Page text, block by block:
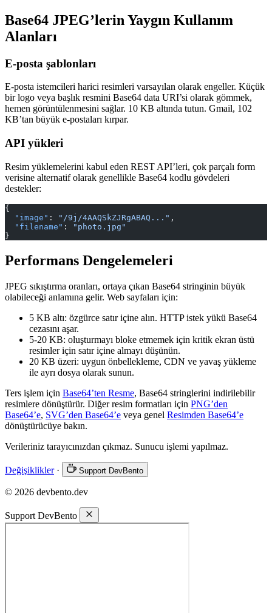
Base64 JPEG’lerin Yaygın Kullanım
Alanları
E-posta şablonları
E-posta istemcileri harici resimleri varsayılan olarak engeller. Küçük
bir logo veya başlık resmini Base64 data URI’si olarak gömmek,
hemen görüntülenmesini sağlar. 10 KB altında tutun. Gmail, 102
KB’tan büyük e-postaları kırpar.
API yükleri
Resim yüklemelerini kabul eden REST API’leri, çok parçalı form
verisine alternatif olarak genellikle Base64 kodlu gövdeleri
destekler:
{
  "image"
: "/9j/4AAQSkZJRgABAQ..." ,
  "filename"
:
"photo.jpg"
}
Performans Dengelemeleri
JPEG sıkıştırma oranları, ortaya çıkan Base64 stringinin büyük
olabileceği anlamına gelir. Web sayfaları için:
5 KB altı: özgürce satır içine alın. HTTP istek yükü Base64
cezasını aşar.
5-20 KB: oluşturmayı bloke etmemek için kritik ekran üstü
resimler için satır içine almayı düşünün.
20 KB üzeri: uygun önbellekleme, CDN ve yavaş yükleme
ile ayrı dosya olarak sunun.
Ters işlem için Base64’ten Resme, Base64 stringlerini indirilebilir
resimlere dönüştürür. Diğer resim formatları için PNG’den
Base64’e, SVG’den Base64’e veya genel Resimden Base64’e
dönüştürücüye bakın.
Verileriniz tarayıcınızdan çıkmaz. Sunucu işlemi yapılmaz.
Değişiklikler · Support DevBento
© 2026 devbento.dev
Support DevBento